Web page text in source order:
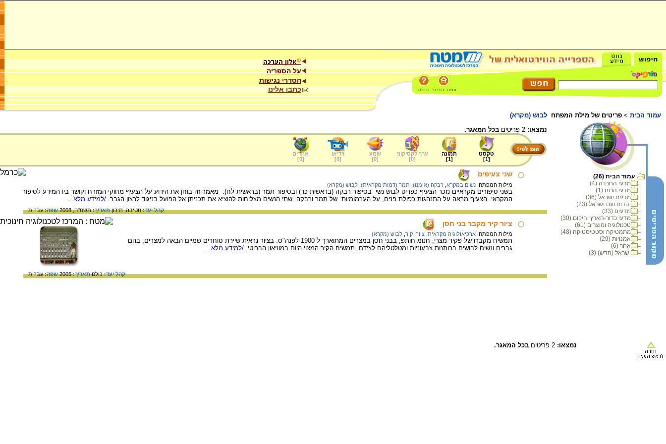
על הספריה
הסדרי נגישות
כתבו אלינו
עמוד הבית > פריטים של מילת המפתח לבוש (מקרא)
עמוד הבית (26)
מדעי החברה (4)
מדעי הרוח (1)
מדינת ישראל (36)
יהדות ועם ישראל (23)
מדעים (33)
מדעי כדור-הארץ והיקום (30)
טכנולוגיה ומוצרים (61)
מתמטיקה וסטטיסטיקה (48)
אמנויות (29)
אחר (6)
ישראל (חדש) (3)
נמצאו: בכל המאגר.
טקסט
[
1
]
תמונה
[
1
]
ערך לקסיקוני
[
0
]
שמע
[
0
]
וידיאו
[
0
]
אתרים
[
0
]
שני צעיפים
מילות המפתח: נשים במקרא רבקה (אימנו) תמר (דמות מקראית) לבוש (מקרא)
בשני סיפורים מקראיים נזכר הצעיף כפריט לבוש נשי- בסיפור רבקה (בראשית כד) ובסיפור תמר (בראשית לח). מאמר זה בוחן את הידוע על הצעיף מחוקי המזרח וקושר ביו המידע לסיפור
המקראי. הצעיף מראה על התנהגות כפולת פנים, על הערמומיות של תמר ורבקה. שתי הנשים מצליחות להוציא את תכניתן אל הפועל בניגוד לרצון הגבר. /למידע מלא...
קהל יעד:חטיבה,תיכוןתאריך:תשס"ח, 2008 שפה:עברית
ציור קיר מקבר בני חסן
מילות המפתח: ארכיאולוגיה מקראית ציורי קיר לבוש (מקרא)
תמשיח מקברו של פקיד מצרי, חנומ-חותפ, בבני חסן במצרים המתוארך ל 1900 לפנה"ס. בציור נראית שיירת סוחרים שמיים הבאה למצרים, בהם
גברים ונשים לבושים בכותנות צבעוניות ומטלטליהם לצידם. תמשיח הקיר המצוי היום במוזיאון הבריטי. /למידע מלא...
קהל יעד:כולםתאריך:2005 שפה:עברית
נמצאו: בכל המאגר.